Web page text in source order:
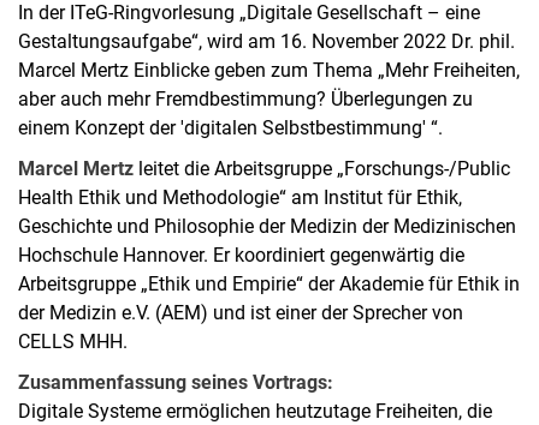
In der ITeG-Ringvorlesung „Digitale Gesellschaft – eine
Gestaltungsaufgabe“, wird am 16. November 2022 Dr. phil.
Marcel Mertz Einblicke geben zum Thema „Mehr Freiheiten,
aber auch mehr Fremdbestimmung? Überlegungen zu
einem Konzept der 'digitalen Selbstbestimmung' “.
Marcel Mertz leitet die Arbeitsgruppe „Forschungs-/Public
Health Ethik und Methodologie“ am Institut für Ethik,
Geschichte und Philosophie der Medizin der Medizinischen
Hochschule Hannover. Er koordiniert gegenwärtig die
Arbeitsgruppe „Ethik und Empirie“ der Akademie für Ethik in
der Medizin e.V. (AEM) und ist einer der Sprecher von
CELLS MHH.
Zusammenfassung seines Vortrags:
Digitale Systeme ermöglichen heutzutage Freiheiten, die